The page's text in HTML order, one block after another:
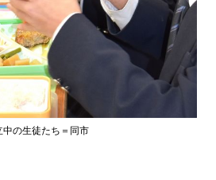
中の生徒たち＝同市